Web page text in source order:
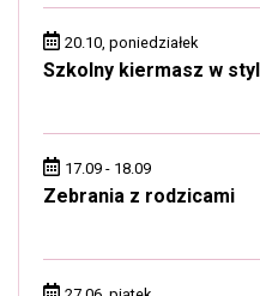
20.10, poniedziałek
Szkolny kiermasz w
17.09 - 18.09
Zebrania z rodzicami